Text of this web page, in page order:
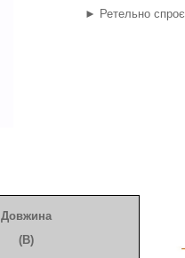
► Ретельно
Довжина
(B)